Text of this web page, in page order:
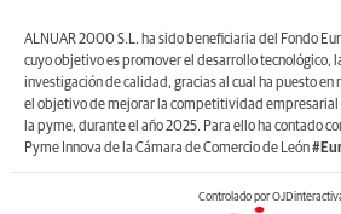
ALNUAR 2000 S.L. ha sido beneficiaria del Fondo
cuyo objetivo es promover el desarrollo tecnológico,
investigación de calidad, gracias al cual ha puesto en
el objetivo de mejorar la competitividad empresarial
la pyme, durante el año 2025. Para ello ha contado
Pyme Innova de la Cámara de Comercio de León
Controlado por